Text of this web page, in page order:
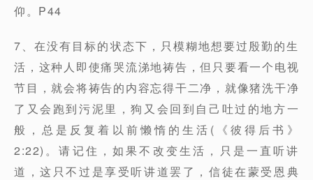
仰。P44
7、在没有目标的状态下，只模糊地想要过殷勤的生
活，这种人即使痛哭流涕地祷告，但只要看一个电视
节目，就会将祷告的内容忘得干二净，就像猪洗干净
了又会跑到污泥里，狗又会回到自己吐过的地方一
般，总是反复着以前懒惰的生活(《彼得后书》
2:22)。请记住，如果不改变生活，只是一直听讲
道，这只不过是享受听讲道罢了，信徒在蒙受恩典